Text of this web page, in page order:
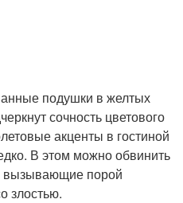
подушки в желтых
сочность цветового
акценты в гостиной
В этом можно обвинить
вызывающие порой
злостью.